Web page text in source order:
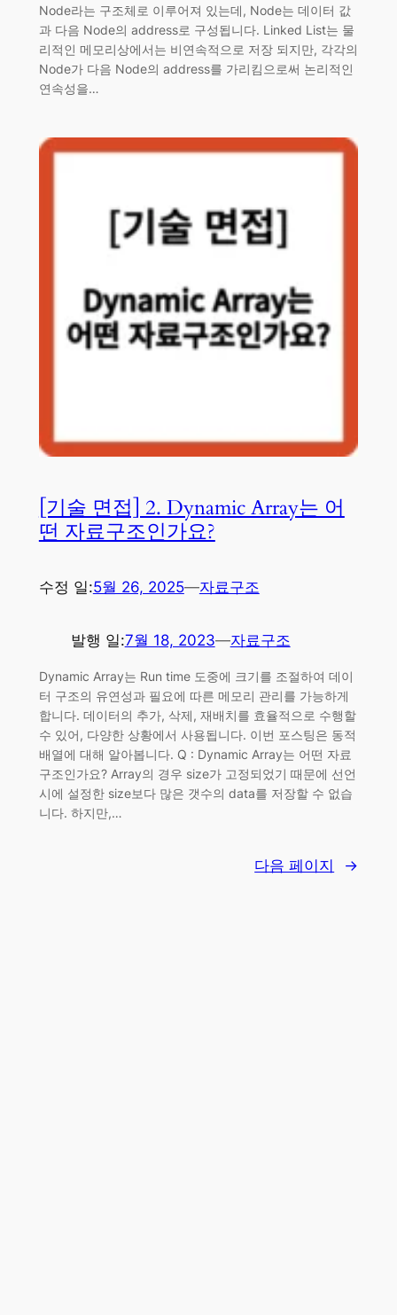
Node라는 구조체로 이루어져 있는데, Node는 데이터 값
과 다음 Node의 address로 구성됩니다. Linked List는 물
리적인 메모리상에서는 비연속적으로 저장 되지만, 각각의
Node가 다음 Node의 address를 가리킴으로써 논리적인
연속성을…
[기술 면접] 2. Dynamic Array는 어
떤 자료구조인가요?
수정 일:5월 26, 2025—자료구조
발행 일:7월 18, 2023—자료구조
Dynamic Array는 Run time 도중에 크기를 조절하여 데이
터 구조의 유연성과 필요에 따른 메모리 관리를 가능하게
합니다. 데이터의 추가, 삭제, 재배치를 효율적으로 수행할
수 있어, 다양한 상황에서 사용됩니다. 이번 포스팅은 동적
배열에 대해 알아봅니다. Q : Dynamic Array는 어떤 자료
구조인가요? Array의 경우 size가 고정되었기 때문에 선언
시에 설정한 size보다 많은 갯수의 data를 저장할 수 없습
니다. 하지만,…
다음 페이지 →